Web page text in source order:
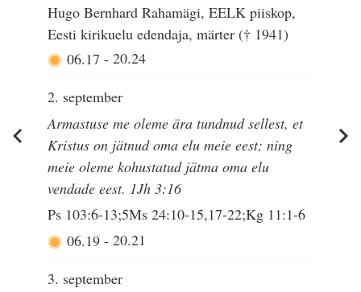
Hugo Bernhard Rahamägi, EELK piiskop,
Eesti kirikuelu edendaja, märter († 1941)
06.17 - 20.24
2. september
Armastuse me oleme ära tundnud sellest, et
Kristus on jätnud oma elu meie eest; ning
meie oleme kohustatud jätma oma elu
vendade eest. 1Jh 3:16
Ps 103:6-13;5Ms 24:10-15,17-22;Kg 11:1-6
06.19 - 20.21
3. september